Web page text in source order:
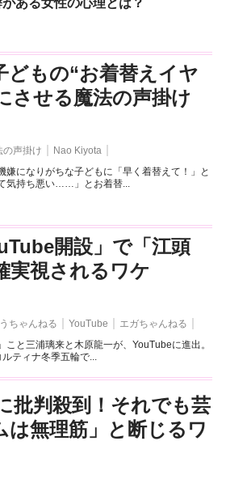
ある女性の心理とは？
もの“お着替えイヤ
させる魔法の声掛け
の声掛け
Nao Kiyota
になりがちな子どもに「早く着替えて！」と
気持ち悪い……」とお着替...
開設」で「江頭
実視されるワケ
ちゃんねる YouTube
エガちゃんねる
と三浦璃来と木原龍一が、YouTubeに進出。
ティナ冬季五輪で...
批判殺到！それでも芸
は無理筋」と断じるワ